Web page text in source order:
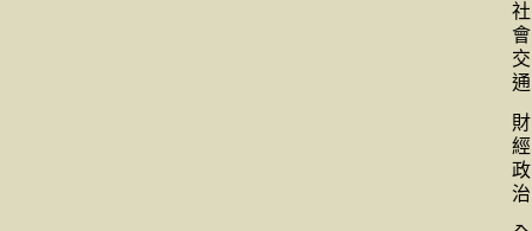
社
會
交
通
財
經
政
治